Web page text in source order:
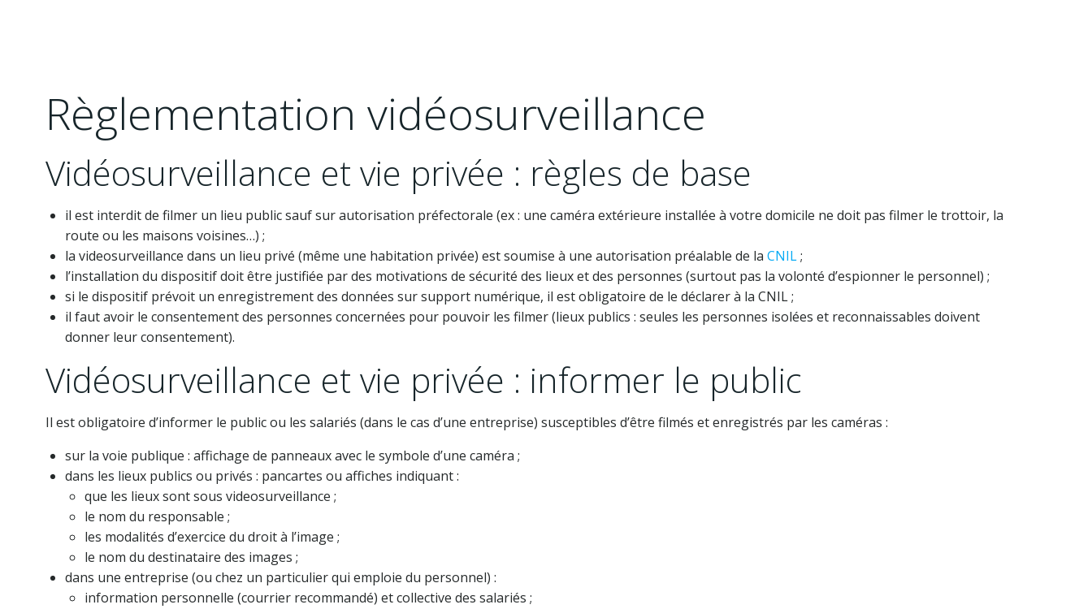
Règlementation vidéosurveillance
Vidéosurveillance et vie privée : règles de base
il est interdit de filmer un lieu public sauf sur autorisation préfectorale (ex : une caméra extérieure installée à votre domicile ne doit pas filmer le trottoir, la
route ou les maisons voisines…) ;
la videosurveillance dans un lieu privé (même une habitation privée) est soumise à une autorisation préalable de la CNIL;
l’installation du dispositif doit être justifiée par des motivations de sécurité des lieux et des personnes (surtout pas la volonté d’espionner le personnel) ;
si le dispositif prévoit un enregistrement des données sur support numérique, il est obligatoire de le déclarer à la CNIL ;
il faut avoir le consentement des personnes concernées pour pouvoir les filmer (lieux publics : seules les personnes isolées et reconnaissables doivent
donner leur consentement).
Vidéosurveillance et vie privée : informer le public
Il est obligatoire d’informer le public ou les salariés (dans le cas d’une entreprise) susceptibles d’être filmés et enregistrés par les caméras :
sur la voie publique : affichage de panneaux avec le symbole d’une caméra ;
dans les lieux publics ou privés : pancartes ou affiches indiquant :
que les lieux sont sous videosurveillance ;
le nom du responsable ;
les modalités d’exercice du droit à l’image ;
le nom du destinataire des images ;
dans une entreprise (ou chez un particulier qui emploie du personnel) :
information personnelle (courrier recommandé) et collective des salariés ;